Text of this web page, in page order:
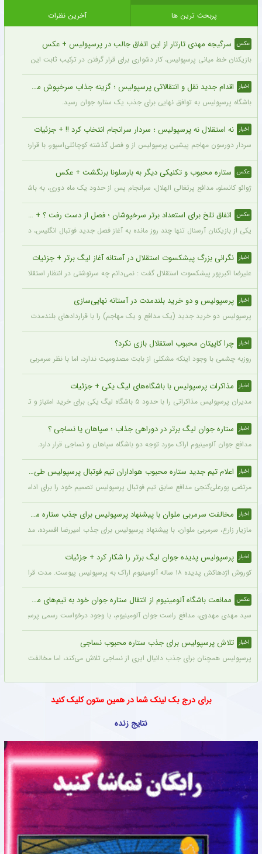
پربحث ترین ها
آخرین نظرات
عکس سرگیجه مهدی تارتار از این اتفاق جالب در پرسپولیس + عکس
بازیکنان خط میانی پرسپولیس، کار دشواری برای قرار گرفتن در ترکیب ثابت این تیم
اخبار اقدام جدید نقل و انتقالاتی پرسپولیس ؛ گزینه جذاب سرخپوش می شود؟
باشگاه پرسپولیس به توافق نهایی برای جذب یک ستاره جوان رسید.
اخبار نه استقلال نه پرسپولیس ؛ سردار سرانجام انتخاب کرد !! + جزئیات
سردار دورسون مهاجم پیشین پرسپولیس از و فصل گذشته کوچائلی‌اسپور، با قراردادی
عکس ستاره محبوب و تکنیکی دیگر به بارسلونا برنگشت + عکس
ژوائو کانسلو، مدافع پرتغالی الهلال، سرانجام پس از حدود یک ماه دوری، به باشگاه
عکس اتفاق تلخ برای استعداد برتر سرخپوشان ؛ فصل از دست رفت ؟ + عکس
یکی از بازیکنان آرسنال تنها چند روز مانده به آغاز فصل جدید فوتبال انگلیس، دچار
اخبار نگرانی بزرگ پیشکسوت استقلال در آستانه آغاز لیگ برتر + جزئیات
علیرضا اکبرپور پیشکسوت استقلال گفت : نمی‌دانم چه سرنوشتی در انتظار استقلال
اخبار پرسپولیس و دو خرید بلندمدت در آستانه نهایی‌سازی
پرسپولیس دو خرید جدید (یک مدافع و یک مهاجم) را با قراردادهای بلندمدت نهایی کرده
اخبار چرا کاپیتان محبوب استقلال بازی نکرد؟
روزبه چشمی با وجود اینکه مشکلی از بابت مصدومیت ندارد، اما با نظر سرمربی استقلال
اخبار مذاکرات پرسپولیس با باشگاه‌های لیگ یکی + جزئیات
مدیران پرسپولیس مذاکراتی را با حدود ۵ باشگاه لیگ یکی برای خرید امتیاز و تشکیل تیم «ب» آغاز کرده‌اند.
اخبار ستاره جوان لیگ برتر در دوراهی جذاب ؛ سپاهان یا نساجی ؟
مدافع جوان آلومینیوم اراک مورد توجه دو باشگاه سپاهان و نساجی قرار دارد.
اخبار اعلام تیم جدید ستاره محبوب هواداران تیم فوتبال پرسپولیس طی ۴۸ ساعت آینده
مرتضی پورعلی‌گنجی مدافع سابق تیم فوتبال پرسپولیس تصمیم خود را برای ادامه
اخبار مخالفت سرمربی ملوان با پیشنهاد پرسپولیس برای جذب ستاره محبوبش
مازیار زارع، سرمربی ملوان، با پیشنهاد پرسپولیس برای جذب امیررضا افسرده، مدافع
اخبار پرسپولیس پدیده جوان لیگ برتر را شکار کرد + جزئیات
کوروش اژدهاکش پدیده ۱۸ ساله آلومینیوم اراک به پرسپولیس پیوست. مدت قرارداد اژدهاکش با پرسپولیس به مدت ۴ سال است.
عکس ممانعت باشگاه آلومینیوم از انتقال ستاره جوان خود به تیم‌های مدعی + عکس
سید مهدی مهدوی، مدافع راست جوان آلومینیوم، با وجود درخواست رسمی پرسپولیس،
اخبار تلاش پرسپولیس برای جذب ستاره محبوب نساجی
پرسپولیس همچنان برای جذب دانیال ایری از نساجی تلاش می‌کند، اما مخالفت
برای درج بک لینک شما در همین ستون کلیک کنید
نتایج زنده